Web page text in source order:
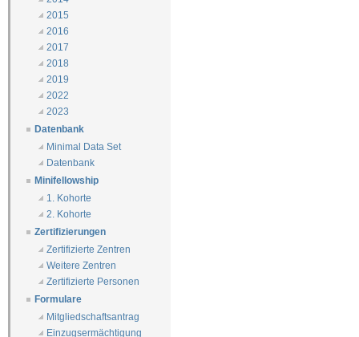
2015
2016
2017
2018
2019
2022
2023
Datenbank
Minimal Data Set
Datenbank
Minifellowship
1. Kohorte
2. Kohorte
Zertifizierungen
Zertifizierte Zentren
Weitere Zentren
Zertifizierte Personen
Formulare
Mitgliedschaftsantrag
Einzugsermächtigung